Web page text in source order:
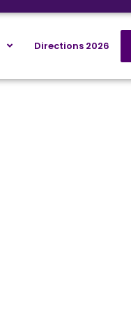
Directions 2026